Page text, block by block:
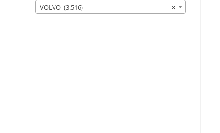
×
VOLVO (3.516)